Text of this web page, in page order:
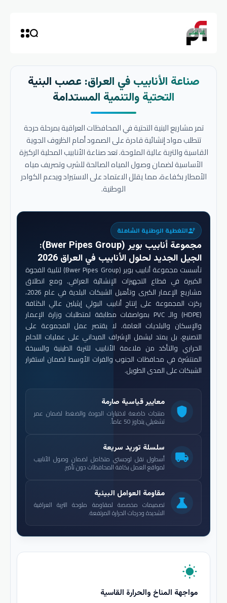
صناعة الأنابيب في العراق: عصب البنية
التحتية والتنمية المستدامة
تمر مشاريع البنية التحتية في المحافظات العراقية بمرحلة حرجة
تتطلب مواد إنشائية قادرة على الصمود أمام الظروف الجوية
القاسية والتربة عالية الملوحة. تعد صناعة الأنابيب المحلية الركيزة
الأساسية لضمان وصول المياه الصالحة للشرب وتصريف مياه
الأمطار بكفاءة، مما يقلل الاعتماد على الاستيراد ويدعم الكوادر
الوطنية.
engineeringالتغطية الوطنية الشاملة
مجموعة أنابيب بوير (Bwer Pipes Group)
:
الجيل الجديد لحلول الأنابيب في العراق 2026
تأسست مجموعة أنابيب بوير (Bwer Pipes Group) لتلبية الفجوة
الكبيرة في قطاع التجهيزات الإنشائية العراقي. ومع انطلاق
مشاريع الإعمار الكبرى وتأهيل الشبكات البلدية في عام 2026،
ركزت المجموعة على إنتاج أنابيب البولي إيثيلين عالي الكثافة
(HDPE) والـ PVC بمواصفات مطابقة لمتطلبات وزارة الإعمار
والإسكان والبلديات العامة. لا يقتصر عمل المجموعة على
التصنيع، بل يمتد ليشمل الإشراف الميداني على عمليات اللحام
الحراري والتأكد من ملاءمة الأنابيب للتربة الطينية والسبخة
المنتشرة في محافظات الجنوب والفرات الأوسط لضمان استقرار
الشبكات على المدى الطويل.
shield
معايير قياسية صارمة
منتجات خاضعة لاختبارات الجودة والضغط لضمان عمر
تشغيلي يتجاوز 50 عاماً.
local_shipping
سلسلة توريد سريعة
أسطول نقل لوجستي متكامل لضمان وصول الأنابيب
لمواقع العمل بكافة المحافظات دون تأخير.
science
مقاومة العوامل البيئية
تصميمات مخصصة لمقاومة ملوحة التربة العراقية
الشديدة ودرجات الحرارة المرتفعة.
wb_sunny
مواجهة المناخ والحرارة القاسية